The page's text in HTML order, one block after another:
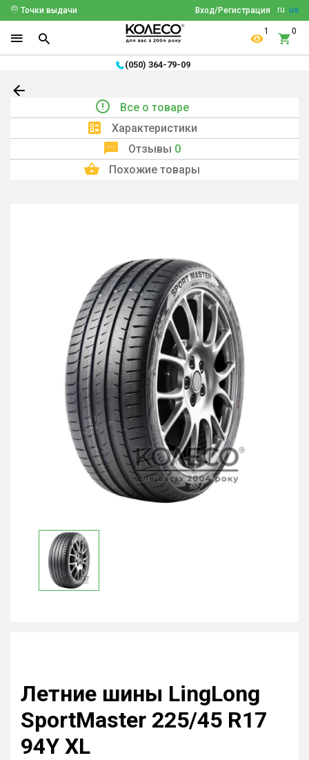
ru ua
Вход/Регистрация
Точки выдачи
1 0
(050) 364-79-09
Все о товаре
Характеристики
Отзывы 0
Похожие товары
Летние шины LingLong
SportMaster 225/45 R17
94Y XL